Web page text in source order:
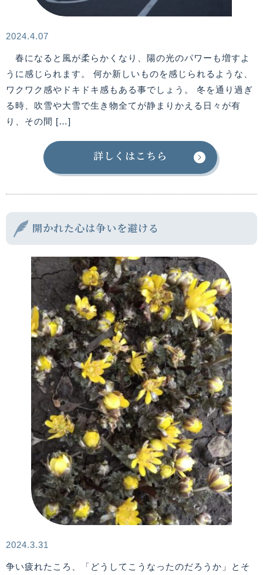
2024.4.07
春になると風が柔らかくなり、陽の光のパワーも増すよ
うに感じられます。 何か新しいものを感じられるような、
ワクワク感やドキドキ感もある事でしょう。 冬を通り過ぎ
る時、吹雪や大雪で生き物全てが静まりかえる日々が有
り、その間 […]
詳しくはこちら
開かれた心は争いを避ける
2024.3.31
争い疲れたころ、「どうしてこうなったのだろうか」とそ